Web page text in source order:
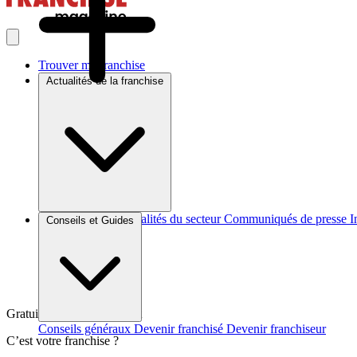
Trouver ma franchise
Actualités de la franchise
Brèves et actus Actualités du secteur Communiqués de presse
Conseils et Guides
Conseils généraux Devenir franchisé Devenir franchiseur
Gratuit et sans engagement
C’est votre franchise ?